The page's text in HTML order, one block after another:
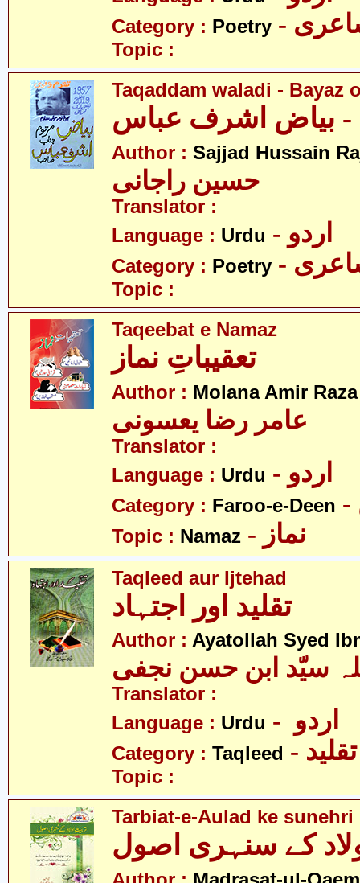
Category : Poetry
Topic :
Taqaddam waladi - Bayaz
- بیاض اشرف عباس
Author : Sajjad Hussain
حسین راجانی
Translator :
Language : Urdu - اردو
Category : Poetry
Topic :
Taqeebat e Namaz
تعقیباتِ نماز
Author : Molana Amir
عامر رضا یعسونی
Translator :
Language : Urdu - اردو
Category : Faroo-e-Deen
Topic : Namaz - نماز
Taqleed aur Ijtehad
تقلید اور اجتہاد
Author : Ayatollah Syed
Translator :
Language : Urdu
Category : Taqleed - تقلید
Topic :
Tarbiat-e-Aulad ke
کے سنہری اصول